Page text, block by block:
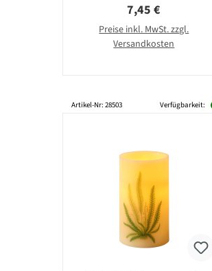
Regulärer Preis:
7,45 €
Preise inkl. MwSt. zzgl.
Versandkosten
Artikel-Nr: 28503 Verfügbarkeit: